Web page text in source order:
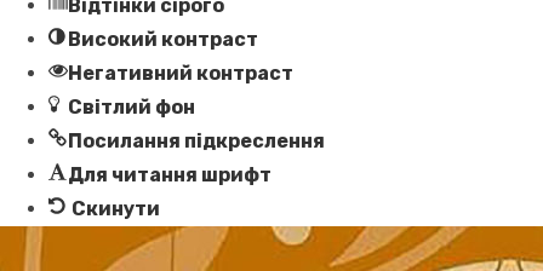
Відтінки сірого
Високий контраст
Негативний контраст
Світлий фон
Посилання підкреслення
Для читання шрифт
Скинути